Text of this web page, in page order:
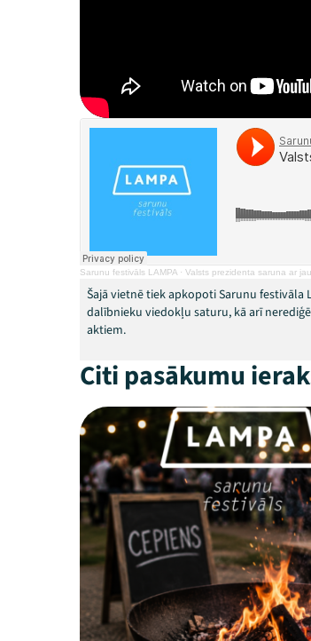
Sarunu festivāls LAMPA · Valsts prezidenta saruna ar
Šajā vietnē tiek apkopoti Sarunu
dalībnieku viedokļu saturu, kā arī
aktiem.
Citi pasākumu